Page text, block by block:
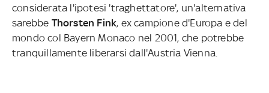
considerata l'ipotesi 'traghettatore', un'alternativa
sarebbe Thorsten Fink, ex campione d'Europa e del
mondo col Bayern Monaco nel 2001, che potrebbe
tranquillamente liberarsi dall'Austria Vienna.